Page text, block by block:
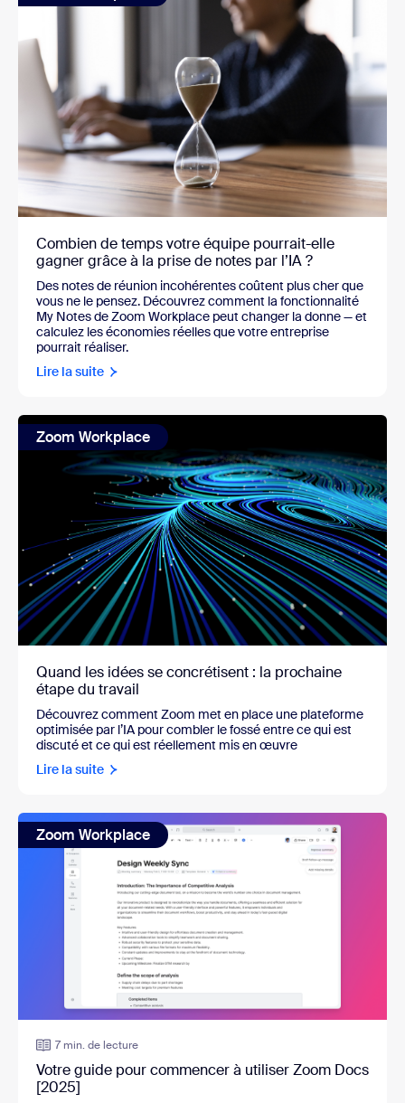
Combien de temps votre équipe pourrait-elle
gagner grâce à la prise de notes par l’IA ?
Des notes de réunion incohérentes coûtent plus cher que
vous ne le pensez. Découvrez comment la fonctionnalité
My Notes de Zoom Workplace peut changer la donne — et
calculez les économies réelles que votre entreprise
pourrait réaliser.
Lire la suite
Zoom Workplace
Quand les idées se concrétisent : la prochaine
étape du travail
Découvrez comment Zoom met en place une plateforme
optimisée par l’IA pour combler le fossé entre ce qui est
discuté et ce qui est réellement mis en œuvre
Lire la suite
Zoom Workplace
7 min. de lecture
Votre guide pour commencer à utiliser Zoom Docs
[2025]